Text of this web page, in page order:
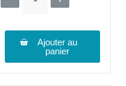
Ajouter au
panier